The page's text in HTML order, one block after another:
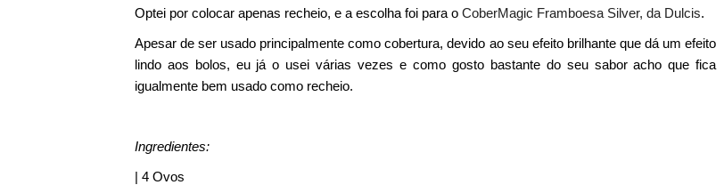
Optei por colocar apenas recheio, e a escolha foi para o CoberMagic Framboesa Silver, da Dulcis.
Apesar de ser usado principalmente como cobertura, devido ao seu efeito brilhante que dá um efeito
lindo aos bolos, eu já o usei várias vezes e como gosto bastante do seu sabor acho que fica
igualmente bem usado como recheio.
Ingredientes:
| 4 Ovos